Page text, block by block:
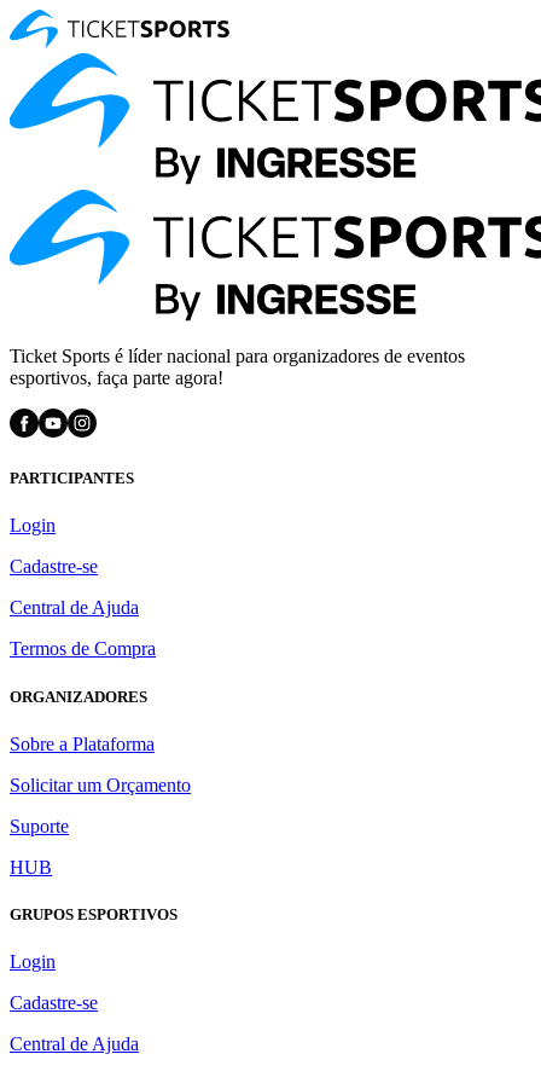
Ticket Sports é líder nacional para organizadores de eventos
esportivos, faça parte agora!
PARTICIPANTES
Login
Cadastre-se
Central de Ajuda
Termos de Compra
ORGANIZADORES
Sobre a Plataforma
Solicitar um Orçamento
Suporte
HUB
GRUPOS ESPORTIVOS
Login
Cadastre-se
Central de Ajuda